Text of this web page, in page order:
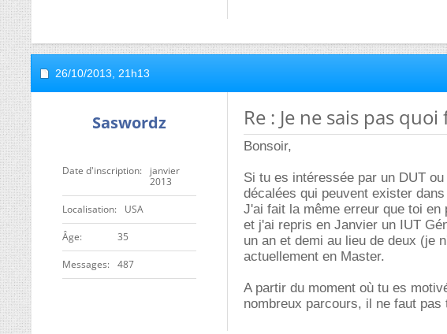
26/10/2013, 21h13
Saswordz
Date d'inscription
janvier
2013
Localisation USA
ge 35
Messages 487
Re : Je ne sais pas
Bonsoir,
Si tu es intéressée par un DUT
décalées qui peuvent exister
J'ai fait la même erreur que toi en
et j'ai repris en Janvier un IUT
un an et demi au lieu de deux (je
actuellement en Master.
A partir du moment où tu es
nombreux parcours, il ne faut